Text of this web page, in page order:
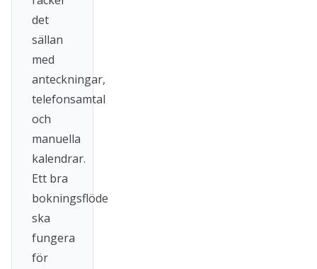
det
sällan
med
anteckningar,
telefonsamtal
och
manuella
kalendrar.
Ett bra
bokningsflöde
ska
fungera
för